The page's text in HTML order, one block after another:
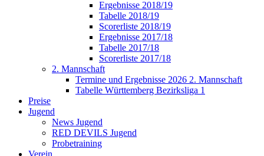
Ergebnisse 2018/19
Tabelle 2018/19
Scorerliste 2018/19
Ergebnisse 2017/18
Tabelle 2017/18
Scorerliste 2017/18
2. Mannschaft
Termine und Ergebnisse 2026 2. Mannschaft
Tabelle Württemberg Bezirksliga 1
Preise
Jugend
News Jugend
RED DEVILS Jugend
Probetraining
Verein